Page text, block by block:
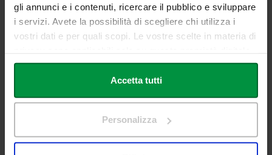
gli annunci e i contenuti, ricercare il pubblico e sviluppare
i servizi. Avete la possibilità di scegliere chi utilizza i
vostri dati e per quali scopi. Le vostre scelte in materia di
in cui avete effettuato le vostre scelte. È possibile
modificare o revocare il proprio consenso in qualsiasi
momento dalla Dichiarazione sui cookie o facendo clic
Con il tuo consenso, vorremmo anche:
Accetta tutti
Personalizza
QUALITY ASSURANCE
Italian National Agency for the Evaluation of Universities and
MUR – Ministry of University and Research
ENQA – European Association for Quality Assurance in Higher